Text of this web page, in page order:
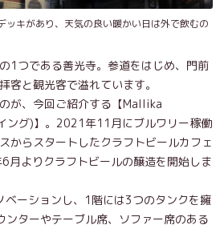
ッキがあり、天気の良い暖かい日は外で飲むの
1つである善光寺。参道をはじめ、門前
客と観光客で溢れています。
が、今回ご紹介する【Mallika
ング)】。2021年11月にブルワリー稼働
からスタートしたクラフトビールカフェ
月よりクラフトビールの醸造を開始しま
ーションし、1階には3つのタンクを擁
ンターやテーブル席、ソファー席のある